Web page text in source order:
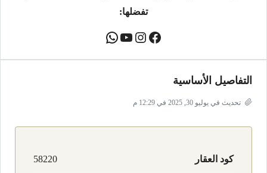
تفضلها:
التفاصيل الأساسية
تحديث في يوليو 30, 2025 في 12:29 م
كود العقار 58220